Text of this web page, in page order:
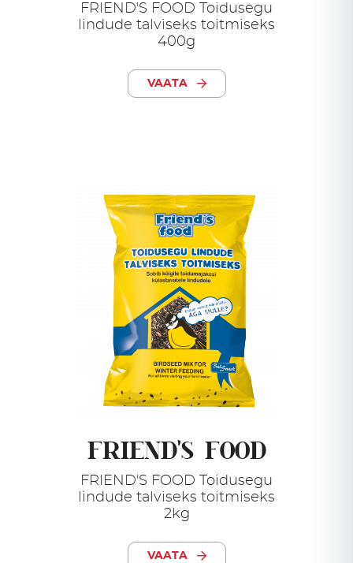
FRIEND'S FOOD Toidusegu
lindude talviseks toitmiseks
400g
VAATA
FRIEND'S FOOD
FRIEND'S FOOD Toidusegu
lindude talviseks toitmiseks
2kg
VAATA